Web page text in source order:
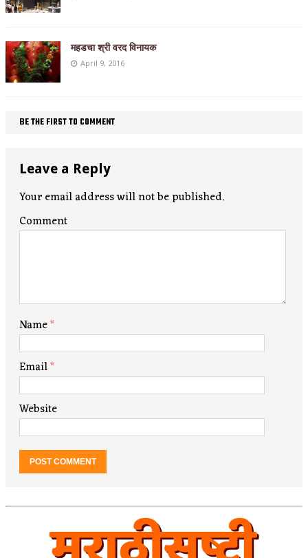
महडचा श्री वरद विनायक
April 9, 2016
BE THE FIRST TO COMMENT
Leave a Reply
Your email address will not be published.
Comment
Name*
Email*
Website